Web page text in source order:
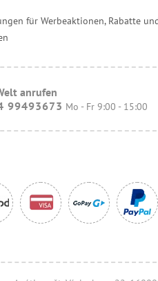
für Werbeaktionen, Rabatte
anrufen
99493673 Mo - Fr 9:00 - 15:00